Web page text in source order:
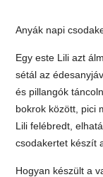
Anyák napi
Egy este Lili azt
sétál az
és pillangók
bokrok között, pici
Lili felébredt,
csodakertet készít
Hogyan készült a